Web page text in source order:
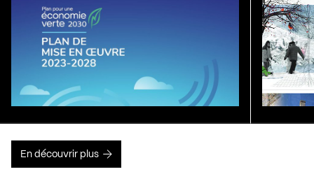
En découvrir plus